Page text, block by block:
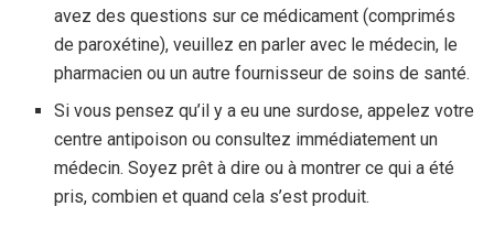
avez des questions sur ce médicament (comprimés
de paroxétine), veuillez en parler avec le médecin, le
pharmacien ou un autre fournisseur de soins de santé.
Si vous pensez qu’il y a eu une surdose, appelez votre
centre antipoison ou consultez immédiatement un
médecin. Soyez prêt à dire ou à montrer ce qui a été
pris, combien et quand cela s’est produit.